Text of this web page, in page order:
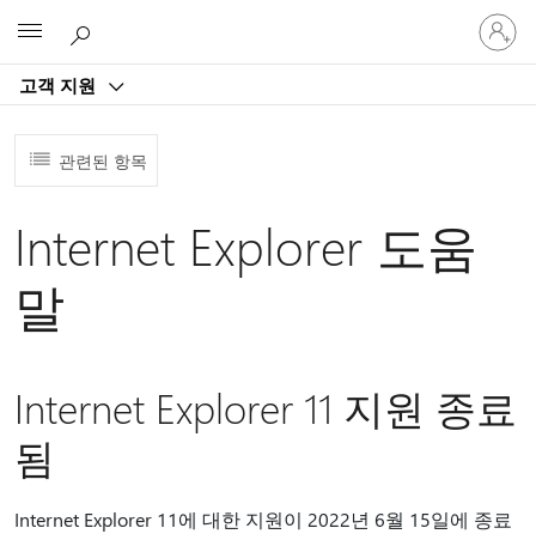
고객 지원
귀
하
계
관련된 항목
Internet Explorer 도움
말
Internet Explorer 11 지원 종료
됨
Internet Explorer 11에 대한 지원이 2022년 6월 15일에 종료